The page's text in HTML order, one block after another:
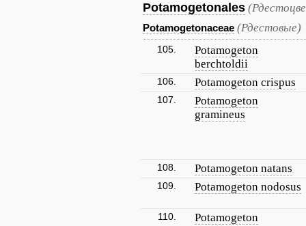
Potamogetonales
Potamogetonaceae (Рдестовые)
105.
Potamogeton
berchtoldii
106. Potamogeton crispus
107.
Potamogeton
gramineus
108. Potamogeton natans
109. Potamogeton nodosus
110.
Potamogeton